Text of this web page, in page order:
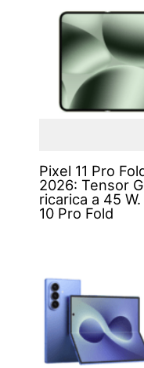
Pixel 11 Pro
2026: Tensor
ricarica a 45
10 Pro Fold